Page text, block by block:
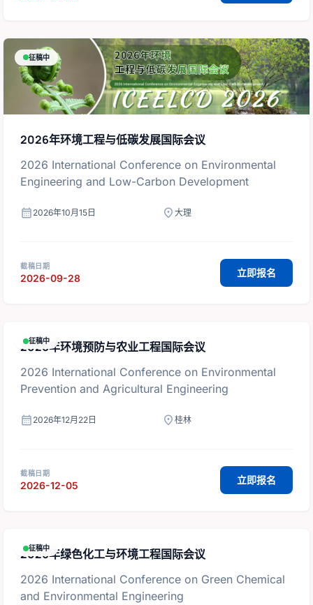
征稿中
2026年环境工程与低碳发展国际会议
2026 International Conference on Environmental
Engineering and Low-Carbon Development
calendar_month 2026年10月15日 location_on 大理
截稿日期
2026-09-28 立即报名
征稿中
2026年环境预防与农业工程国际会议
2026 International Conference on Environmental
Prevention and Agricultural Engineering
calendar_month 2026年12月22日 location_on 桂林
截稿日期
2026-12-05 立即报名
征稿中
2026年绿色化工与环境工程国际会议
2026 International Conference on Green Chemical
and Environmental Engineering